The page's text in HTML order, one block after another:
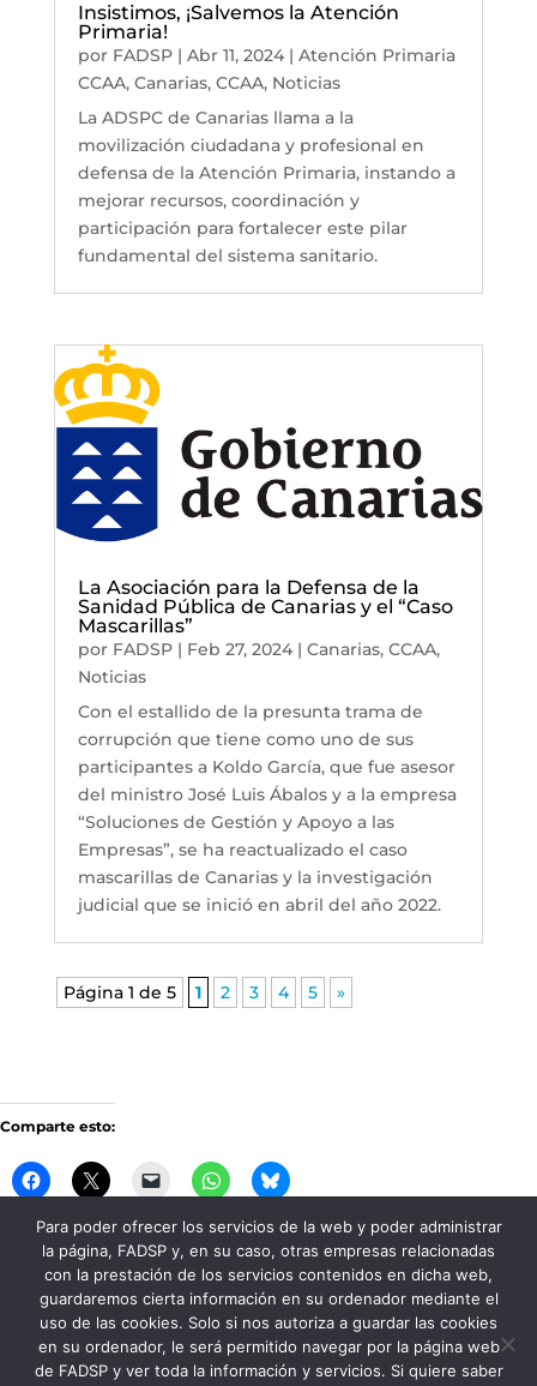
Insistimos, ¡Salvemos la Atención
Primaria!
por FADSP| Abr 11, 2024| Atención Primaria
CCAA, Canarias, CCAA, Noticias
La ADSPC de Canarias llama a la
movilización ciudadana y profesional en
defensa de la Atención Primaria, instando a
mejorar recursos, coordinación y
participación para fortalecer este pilar
fundamental del sistema sanitario.
La Asociación para la Defensa de la
Sanidad Pública de Canarias y el “Caso
Mascarillas”
por FADSP| Feb 27, 2024| Canarias, CCAA,
Noticias
Con el estallido de la presunta trama de
corrupción que tiene como uno de sus
participantes a Koldo García, que fue asesor
del ministro José Luis Ábalos y a la empresa
“Soluciones de Gestión y Apoyo a las
Empresas”, se ha reactualizado el caso
mascarillas de Canarias y la investigación
judicial que se inició en abril del año 2022.
Página 1 de 5 1 2 3 4 5 »
Comparte esto:
Me gusta esto:
Para poder ofrecer los servicios de la web y poder administrar
la página, FADSP y, en su caso, otras empresas relacionadas
con la prestación de los servicios contenidos en dicha web,
guardaremos cierta información en su ordenador mediante el
uso de las cookies. Solo si nos autoriza a guardar las cookies
en su ordenador, le será permitido navegar por la página web
de FADSP y ver toda la información y servicios. Si quiere saber